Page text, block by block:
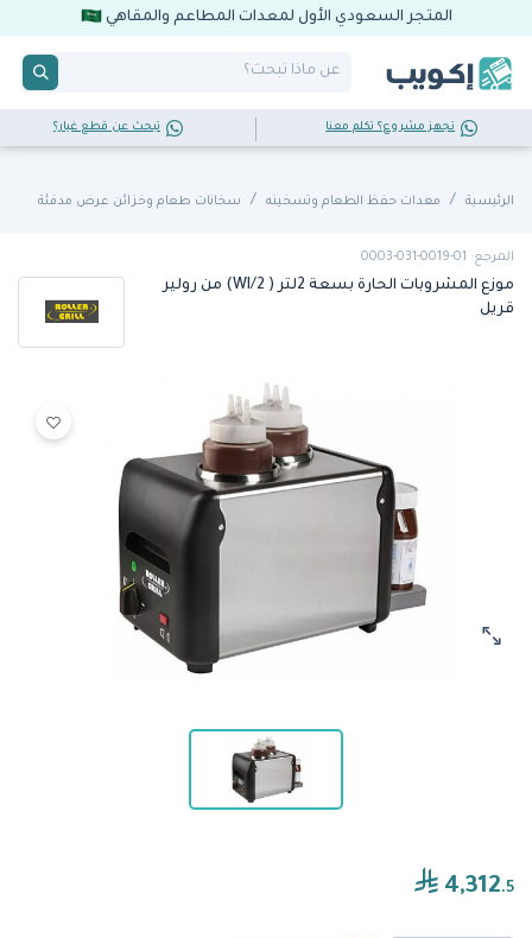
المتجر السعودي الأول لمعدات المطاعم والمقاهي
تجهز مشروع؟ تكلم معنا تبحث عن قطع غيار؟
الرئيسية معدات حفظ الطعام وتسخينه سخانات طعام وخزائن عرض مدفئة
المرجع: 01-0019-031-0003
موزع المشروبات الحارة بسعة 2لتر ( WI/2) من رولير
قريل
4,312.5